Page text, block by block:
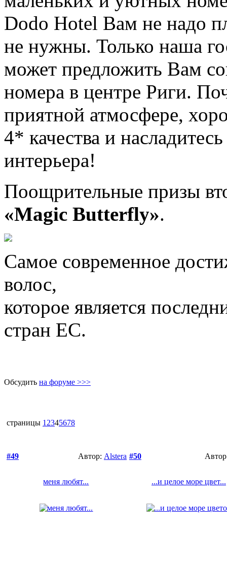
Dodo Hotel Вам не надо
не нужны. Только наша
может предложить Вам
номера в центре Риги.
приятной атмосфере,
4* качества и
интерьера!
Поощрительные призы
«Magic Butterfly».
Самое современное
волос,
которое является
стран ЕС.
Обсудить на форуме >>>
страницы 1 2345678
#49 Автор: Alstera
меня любят...
#50
...и целое море цвет...